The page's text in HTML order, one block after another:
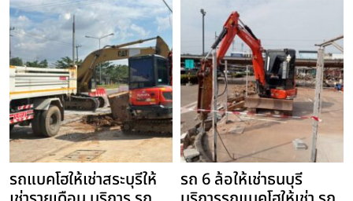
รถแบคโฮให้เช่าสระบุรีให้
รถ 6 ล้อให้เช่าธนบุรี